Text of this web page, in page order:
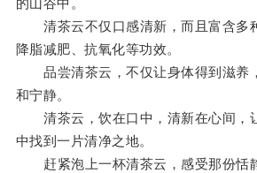
的山谷中。
清茶云不仅口感清新，而且富含多
降脂减肥、抗氧化等功效。
品尝清茶云，不仅让身体得到滋养
和宁静。
清茶云，饮在口中，清新在心间，
中找到一片清净之地。
赶紧泡上一杯清茶云，感受那份恬